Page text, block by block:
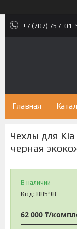
+7 (707) 757-01-
Главная
Чехлы для
черная
В наличии
Код: 88598
62 000 ₸/